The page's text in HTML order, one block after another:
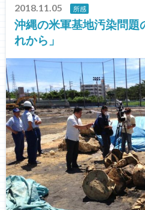
2018.11.05 所感
沖縄の米軍基地汚染問題
れから」